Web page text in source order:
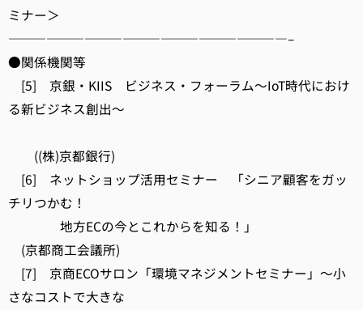
ミナー＞
——————————————————————–
●関係機関等
[5] 京銀・KIIS ビジネス・フォーラム～IoT時代におけ
る新ビジネス創出～
((株)京都銀行)
[6] ネットショップ活用セミナー 「シニア顧客をガッ
チリつかむ！
地方ECの今とこれからを知る！」
(京都商工会議所)
[7] 京商ECOサロン「環境マネジメントセミナー」～小
さなコストで大きな